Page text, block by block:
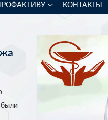
КОНТАКТЫ
были